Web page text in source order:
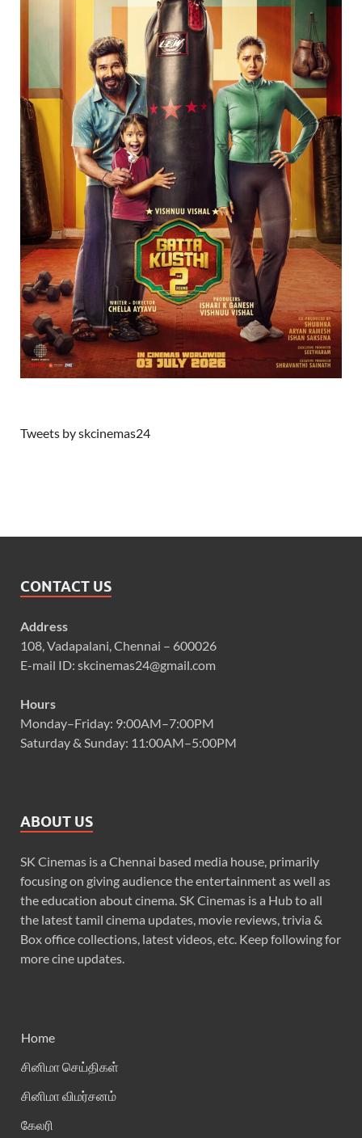
Tweets by skcinemas24
CONTACT US
Address
108, Vadapalani, Chennai – 600026
E-mail ID: skcinemas24@gmail.com
Hours
Monday–Friday: 9:00AM–7:00PM
Saturday & Sunday: 11:00AM–5:00PM
ABOUT US
SK Cinemas is a Chennai based media house, primarily
focusing on giving audience the entertainment as well as
the education about cinema. SK Cinemas is a Hub to all
the latest tamil cinema updates, movie reviews, trivia &
Box office collections, latest videos, etc. Keep following for
more cine updates.
Home
சினிமா செய்திகள்
சினிமா விமர்சனம்
கேலரி